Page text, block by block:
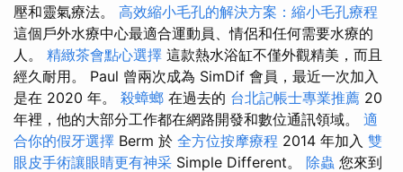
壓和靈氣療法。 高效縮小毛孔的解決方案：縮小毛孔療程
這個戶外水療中心最適合運動員、情侶和任何需要水療的
人。 精緻茶會點心選擇 這款熱水浴缸不僅外觀精美，而且
經久耐用。 Paul 曾兩次成為 SimDif 會員，最近一次加入
是在 2020 年。 殺蟑螂 在過去的 台北記帳士專業推薦 20
年裡，他的大部分工作都在網路開發和數位通訊領域。 適
合你的假牙選擇 Berm 於 全方位按摩療程 2014 年加入 雙
眼皮手術讓眼睛更有神采 Simple Different。 除蟲 您來到